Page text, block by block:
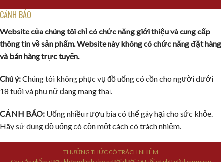
CẢNH BÁO
Website của chúng tôi chỉ có chức năng giới thiệu và cung cấp
thông tin về sản phẩm. Website này không có chức năng đặt hàng
và bán hàng trực tuyến.
Chú ý:Chúng tôi không phục vụ đồ uống có cồn cho người dưới
18 tuổi và phụ nữ đang mang thai.
CẢNH BÁO: Uống nhiều rượu bia có thể gây hại cho sức khỏe.
Hãy sử dụng đồ uống có cồn một cách có trách nhiệm.
THƯỞNG THỨC CÓ TRÁCH NHIỆM